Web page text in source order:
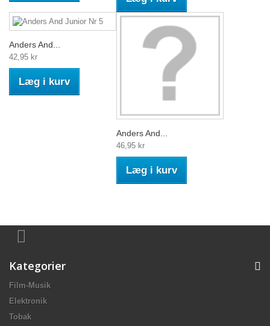
Anders And...
42,95 kr
Læg i kurv
Anders And...
46,95 kr
Læg i kurv
Kategorier
Film-Musik
Elektronik
Tobak